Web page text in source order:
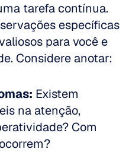
tarefa contínua.
específicas
para você e
Considere anotar:
Existem
na atenção,
Com